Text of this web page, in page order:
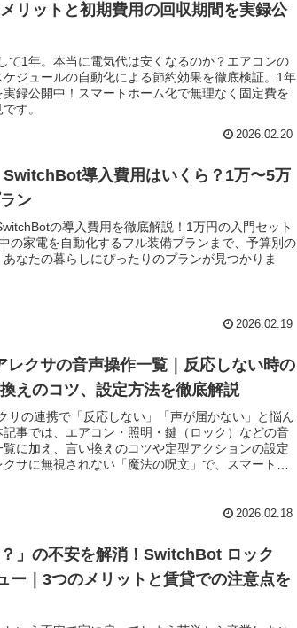
リットと初期費用の回収期間を実録公
て1年。本当に電気代は安くなるのか？エアコンの
ジュールの自動化による節約効果を徹底検証。1年
実録公開中！スマートホーム化で無理なく固定費を
す。
2026.02.20
SwitchBot導入費用はいくら？1万〜5万
ン
の導入費用を徹底解説！1万円の入門セット
の家電を自動化するフル装備プランまで、予算別の
なたの暮らしにぴったりのプランが見つかりま
2026.02.19
クサの音声操作一覧｜反応しない時の
えのコツ、設定方法を徹底解説
サの連携で「反応しない」「声が届かない」と悩ん
事では、エアコン・照明・鍵（ロック）などの音
に加え、言い換えのコツや定型アクションの設定
サに無視されない「魔法の呪文」で、スマートホ
2026.02.18
」の不安を解消！SwitchBot ロック
ー｜3つのメリットと賃貸での注意点を